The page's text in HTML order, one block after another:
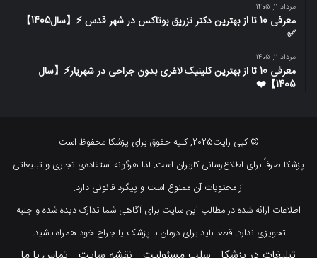
مرداد 11, 1405
معرفی 10 تا از بهترین دکتر تزریق بوتاکس در شهر قدس ⚡️【سال1405】
✅
مرداد 11, 1405
معرفی 10 تا از بهترین کلینیک لاغری بدون جراحی در شهریار⚡【سال
1405】❤️
© کپی رایت2025, کلیه حقوق برای پزشکا محفوظ است
پزشکا صرفاً برای اطلاع‌رسانی کاربران است. لذا هرگونه استفاده‌ی تجاری و تبلیغاتی
از محتویات آن ممنوع است و پیگرد قانونی دارد.
اطلاعات ارائه شده در مطالب این سایت برای آگاهی شما تدارک دیده شده و جنبه
تجویزی ندارد. قطعا باید برای درمان با پزشک یا جراح خود همراه باشید.